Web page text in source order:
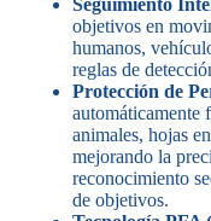
Seguimiento
objetivos en
humanos,
reglas de
Protección de
automáticamente
animales, hojas
mejorando la
reconocimiento
de objetivos.